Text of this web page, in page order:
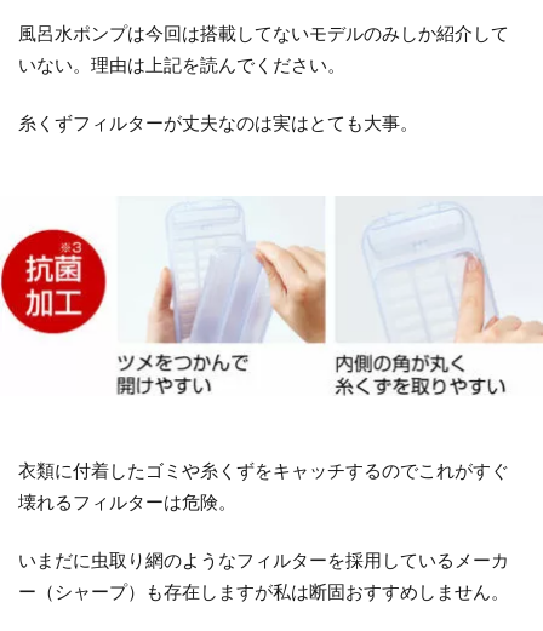
風呂水ポンプは今回は搭載してないモデルのみしか紹介して
いない。理由は上記を読んでください。
糸くずフィルターが丈夫なのは実はとても大事。
衣類に付着したゴミや糸くずをキャッチするのでこれがすぐ
壊れるフィルターは危険。
いまだに虫取り網のようなフィルターを採用しているメーカ
ー（シャープ）も存在しますが私は断固おすすめしません。